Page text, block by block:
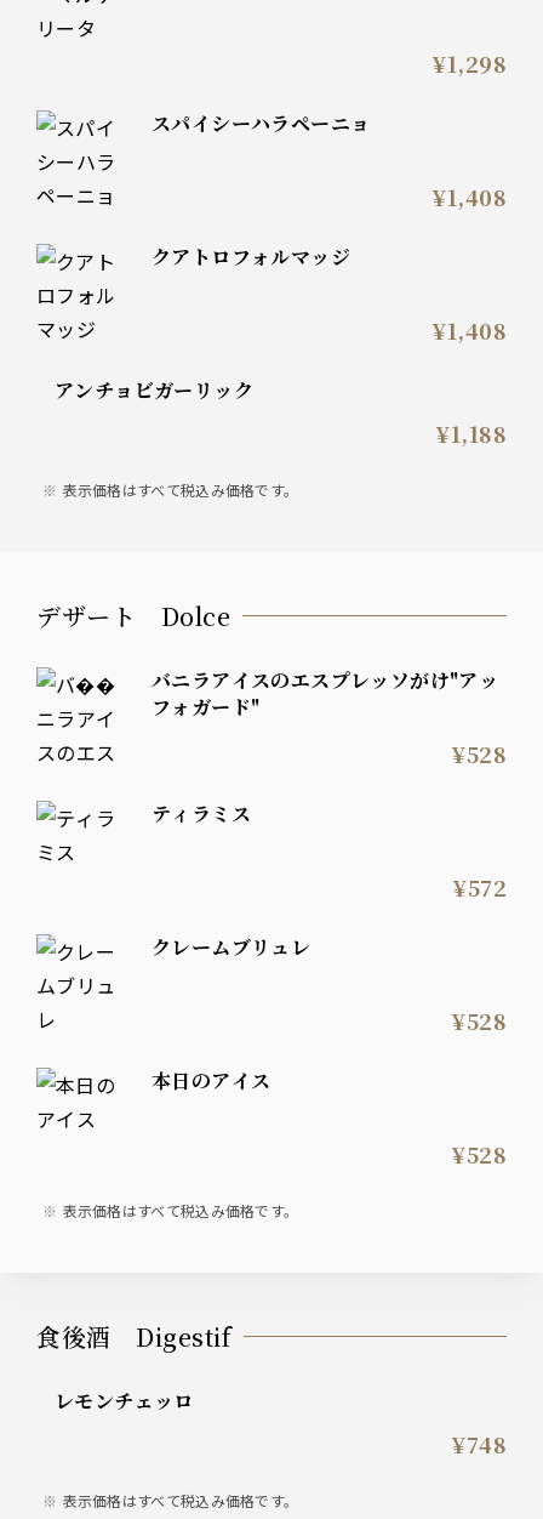
¥1,298
スパイシーハラペーニョ
¥1,408
クアトロフォルマッジ
¥1,408
アンチョビガーリック
¥1,188
表示価格はすべて税込み価格です。
デザート Dolce
バニラアイスのエスプレッソがけ"アッ
フォガード"
¥528
ティラミス
¥572
クレームブリュレ
¥528
本日のアイス
¥528
表示価格はすべて税込み価格です。
食後酒 Digestif
レモンチェッロ
¥748
表示価格はすべて税込み価格です。